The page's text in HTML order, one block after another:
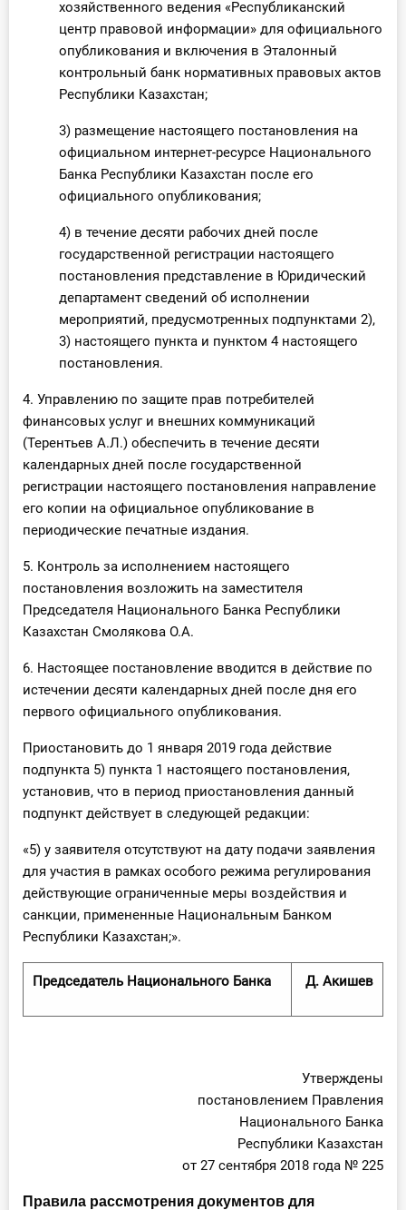
хозяйственного ведения «Республиканский
центр правовой информации» для официального
опубликования и включения в Эталонный
контрольный банк нормативных правовых актов
Республики Казахстан;
3) размещение настоящего постановления на
официальном интернет-ресурсе Национального
Банка Республики Казахстан после его
официального опубликования;
4) в течение десяти рабочих дней после
государственной регистрации настоящего
постановления представление в Юридический
департамент сведений об исполнении
мероприятий, предусмотренных подпунктами 2),
3) настоящего пункта и пунктом 4 настоящего
постановления.
4. Управлению по защите прав потребителей
финансовых услуг и внешних коммуникаций
(Терентьев А.Л.) обеспечить в течение десяти
календарных дней после государственной
регистрации настоящего постановления направление
его копии на официальное опубликование в
периодические печатные издания.
5. Контроль за исполнением настоящего
постановления возложить на заместителя
Председателя Национального Банка Республики
Казахстан Смолякова О.А.
6. Настоящее постановление вводится в действие по
истечении десяти календарных дней после дня его
первого официального опубликования.
Приостановить до 1 января 2019 года действие
подпункта 5) пункта 1 настоящего постановления,
установив, что в период приостановления данный
подпункт действует в следующей редакции:
«5) у заявителя отсутствуют на дату подачи заявления
для участия в рамках особого режима регулирования
действующие ограниченные меры воздействия и
санкции, примененные Национальным Банком
Республики Казахстан;».
Председатель Национального Банка Д. Акишев
Утверждены
постановлением Правления
Национального Банка
Республики Казахстан
от 27 сентября 2018 года № 225
Правила рассмотрения документов для